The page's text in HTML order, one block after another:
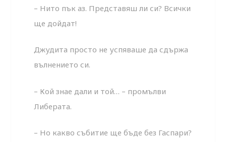
– Нито пък аз. Представяш ли си? Всички
ще дойдат!
Джудита просто не успяваше да сдържа
вълнението си.
– Кой знае дали и той… – промълви
Либерата.
– Но какво събитие ще бъде без Гаспари?